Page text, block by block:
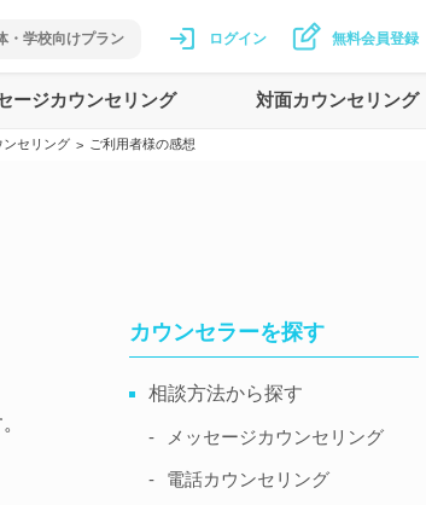
・学校向けプラン ログイン 無料会員登録
ージカウンセリング 対面カウンセリング
ンセリング > ご利用者様の感想
カウンセラーを探す
相談方法から探す
メッセージカウンセリング
電話カウンセリング